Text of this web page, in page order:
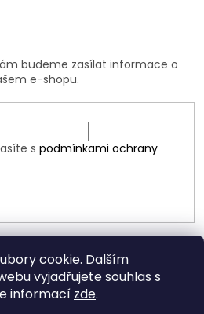
cookie. Dalším
vyjadřujete souhlas s
informací zde.
budeme zasílat informace o
e-shopu.
s podmínkami ochrany